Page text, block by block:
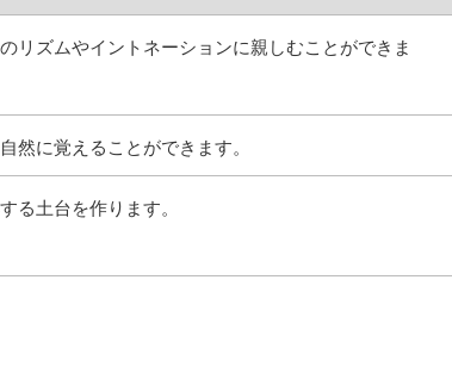
リズムやイントネーションに親しむことができま
然に覚えることができます。
る土台を作ります。